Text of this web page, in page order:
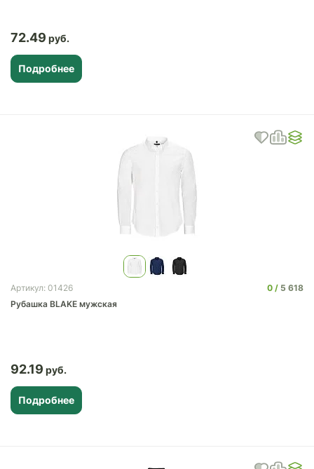
72.49
Подробнее
Артикул: 01426 0
5 618
Рубашка BLAKE мужская
92.19
Подробнее